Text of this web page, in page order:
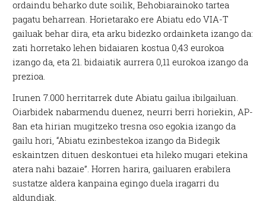
ordaindu beharko dute soilik, Behobiarainoko tartea
pagatu beharrean. Horietarako ere Abiatu edo VIA-T
gailuak behar dira, eta arku bidezko ordainketa izango da:
zati horretako lehen bidaiaren kostua 0,43 eurokoa
izango da, eta 21. bidaiatik aurrera 0,11 eurokoa izango da
prezioa.
Irunen 7.000 herritarrek dute Abiatu gailua ibilgailuan.
Oiarbidek nabarmendu duenez, neurri berri horiekin, AP-
8an eta hirian mugitzeko tresna oso egokia izango da
gailu hori, “Abiatu ezinbestekoa izango da Bidegik
eskaintzen dituen deskontuei eta hileko mugari etekina
atera nahi bazaie”. Horren harira, gailuaren erabilera
sustatze aldera kanpaina egingo duela iragarri du
aldundiak.